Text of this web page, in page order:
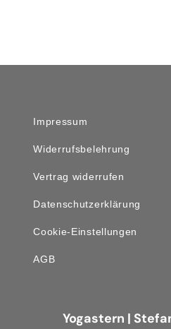
Impressum
Widerrufsbelehrung
Vertrag widerrufen
Datenschutzerklärung
Cookie-Einstellungen
AGB
Yogastern |